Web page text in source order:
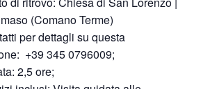
(Comano Terme)
per dettagli su questa
+39 345 0796009;
2,5 ore;